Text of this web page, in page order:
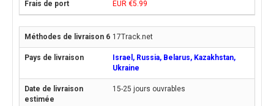
EUR €5.99
17Track.net
Israel, Russia, Belarus, Kazakhstan,
Ukraine
15-25 jours ouvrables